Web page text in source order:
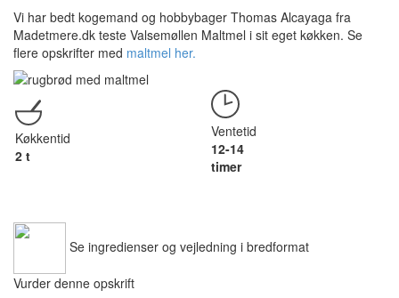
Vi har bedt kogemand og hobbybager Thomas Alcayaga fra
Madetmere.dk teste Valsemøllen Maltmel i sit eget køkken. Se
flere opskrifter med maltmel her.
Køkkentid
2 t
Ventetid
12-14
timer
Se ingredienser og vejledning i bredformat
Vurder denne opskrift